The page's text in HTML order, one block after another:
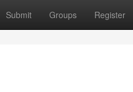
Submit Groups Register